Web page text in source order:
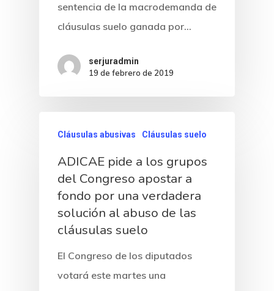
sentencia de la macrodemanda de
cláusulas suelo ganada por…
serjuradmin
19 de febrero de 2019
Cláusulas abusivas Cláusulas suelo
ADICAE pide a los grupos
del Congreso apostar a
fondo por una verdadera
solución al abuso de las
cláusulas suelo
El Congreso de los diputados
votará este martes una